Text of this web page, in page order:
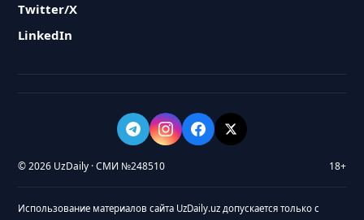
Twitter/X
LinkedIn
© 2026 UzDaily · СМИ №248510 18+
Использование материалов сайта UzDaily.uz допускается только с